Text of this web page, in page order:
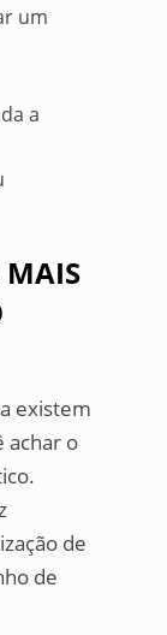
um
a
MAIS
existem
achar o
de
de